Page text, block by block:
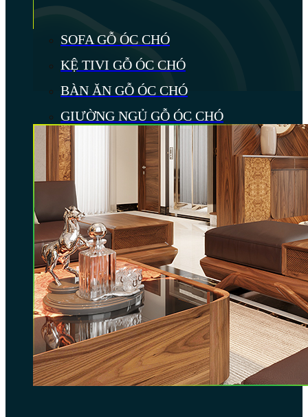
SOFA GỖ ÓC CHÓ
KỆ TIVI GỖ ÓC CHÓ
BÀN ĂN GỖ ÓC CHÓ
GIƯỜNG NGỦ GỖ ÓC CHÓ